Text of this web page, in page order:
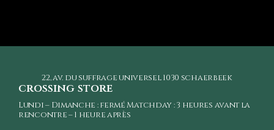
22, av. du suffrage universel1030 schaerbeek
crossing store
Lundi – Dimanche : fermé Matchday : 3 heures avant la
rencontre – 1 heure après